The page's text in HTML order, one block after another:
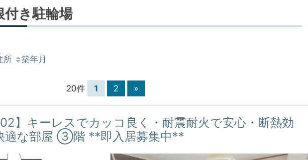
動
産
付き駐輪場
所 築年月
20件 1 2 »
】キーレスでカッコ良く・耐震耐火で安心・断熱効
適な部屋 ③階 **即入居募集中**